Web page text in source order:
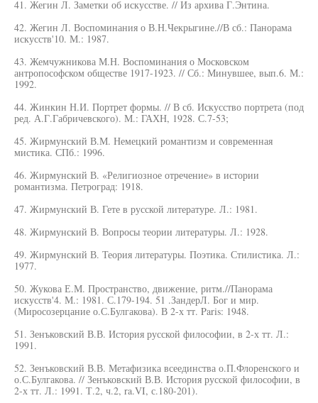
41. Жегин Л. Заметки об искусстве. // Из архива Г.Энтина.
42. Жегин Л. Воспоминания о В.Н.Чекрыгине.//В сб.: Панорама
искусств'10. М.: 1987.
43. Жемчужникова М.Н. Воспоминания о Московском
антропософском обществе 1917-1923. // Сб.: Минувшее, вып.6. М.:
1992.
44. Жинкин Н.И. Портрет формы. // В сб. Искусство портрета (под
ред. А.Г.Габричевского). М.: ГАХН, 1928. С.7-53;
45. Жирмунский В.М. Немецкий романтизм и современная
мистика. СПб.: 1996.
46. Жирмунский В. «Религиозное отречение» в истории
романтизма. Петроград: 1918.
47. Жирмунский В. Гете в русской литературе. Л.: 1981.
48. Жирмунский В. Вопросы теории литературы. Л.: 1928.
49. Жирмунский В. Теория литературы. Поэтика. Стилистика. Л.:
1977.
50. Жукова Е.М. Пространство, движение, ритм.//Панорама
искусств'4. М.: 1981. С.179-194. 51 .ЗандерЛ. Бог и мир.
(Миросозерцание о.С.Булгакова). В 2-х тт. Paris: 1948.
51. Зенъковский В.В. История русской философии, в 2-х тт. Л.:
1991.
52. Зенъковский В.В. Метафизика всеединства о.П.Флоренского и
о.С.Булгакова. // Зенъковский В.В. История русской философии, в
2-х тт. Л.: 1991. Т.2, ч.2, ra.VI, с.180-201).